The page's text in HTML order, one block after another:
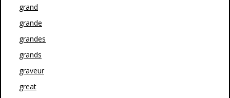
grand
grande
grandes
grands
graveur
great